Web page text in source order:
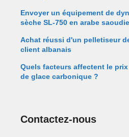
Envoyer un équipement de
sèche SL-750 en arabe
Achat réussi d'un pelletiseur
client albanais
Quels facteurs affectent le
de glace carbonique ?
Contactez-nous